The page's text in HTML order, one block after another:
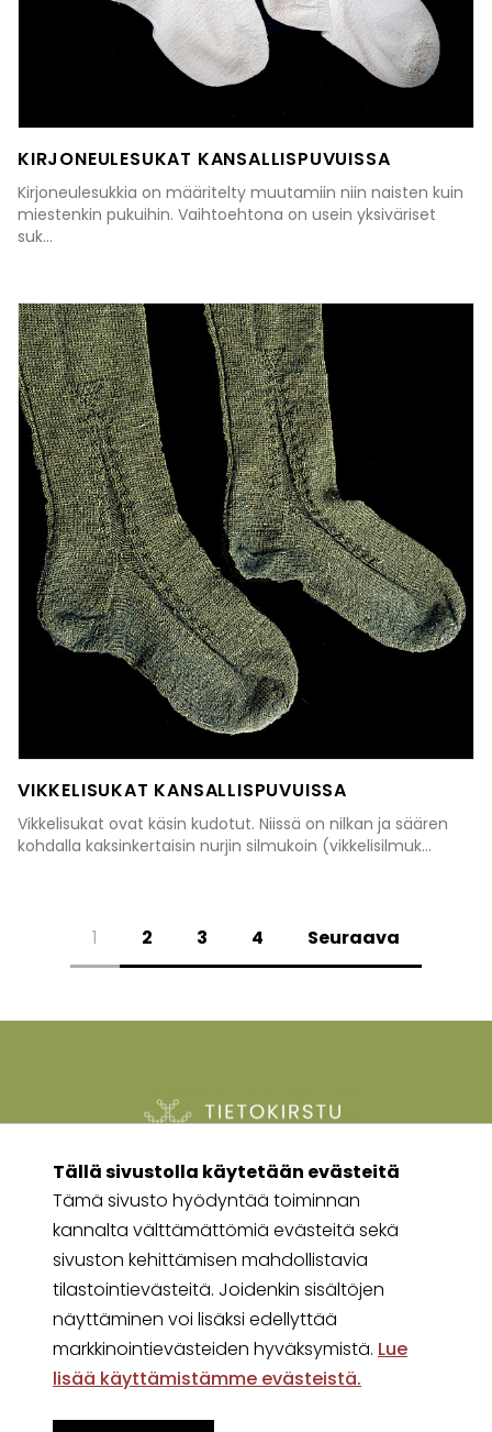
Tällä sivustolla käytetään evästeitä
Tämä sivusto hyödyntää toiminnan
kannalta välttämättömiä evästeitä sekä
sivuston kehittämisen mahdollistavia
tilastointievästeitä. Joidenkin sisältöjen
näyttäminen voi lisäksi edellyttää
markkinointievästeiden hyväksymistä. Lue
lisää käyttämistämme evästeistä.​​​​​​
KIRJONEULESUKAT KANSALLISPUVUISSA
Kirjoneulesukkia on määritelty muutamiin niin naisten kuin
miestenkin pukuihin. Vaihtoehtona on usein yksiväriset
suk...
VIKKELISUKAT KANSALLISPUVUISSA
Vikkelisukat ovat käsin kudotut. Niissä on nilkan ja säären
kohdalla kaksinkertaisin nurjin silmukoin (vikkelisilmuk...
1 2 3 4 Seuraava
tietokirstu@kansallispukuyhdistys.fi